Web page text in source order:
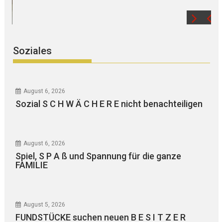
Soziales
August 6, 2026
Sozial S C H W Ä C H E R E nicht benachteiligen
August 6, 2026
Spiel, S P A ß und Spannung für die ganze
FAMILIE
August 5, 2026
FUNDSTÜCKE suchen neuen B E S I T Z E R